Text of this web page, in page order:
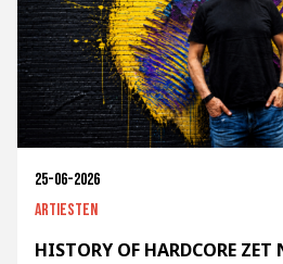
25-06-2026
Artiesten
HISTORY OF HARDCORE ZET